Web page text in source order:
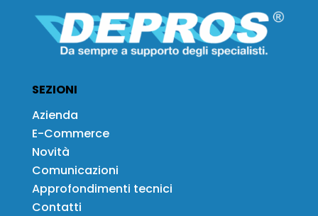
SEZIONI
Azienda
E-Commerce
Novità
Comunicazioni
Approfondimenti tecnici
Contatti